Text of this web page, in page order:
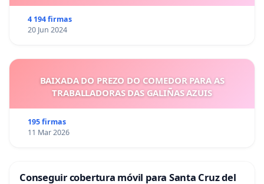
4 194 firmas
20 Jun 2024
BAIXADA DO PREZO DO COMEDOR PARA AS
TRABALLADORAS DAS GALIÑAS AZUIS
195 firmas
11 Mar 2026
Conseguir cobertura móvil para Santa Cruz del